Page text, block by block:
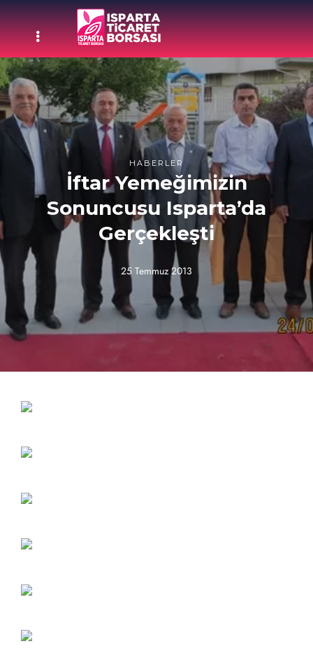
HABERLER
İftar Yemeğimizin
Sonuncusu Isparta’da
Gerçekleşti
25 Temmuz 2013